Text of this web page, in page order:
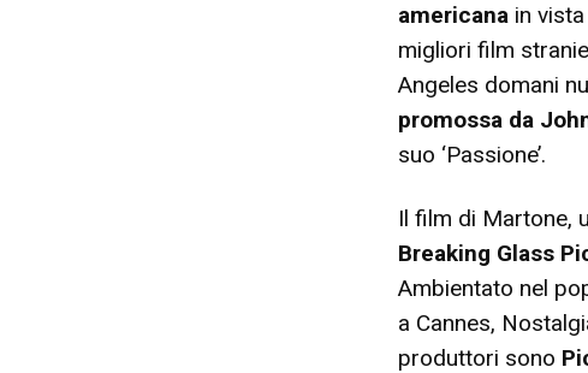
americana in
migliori film
Angeles domani
promossa da
suo ‘Passione’.
Il film di Martone,
Breaking Glass
Ambientato nel
a Cannes,
produttori sono